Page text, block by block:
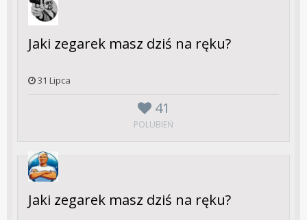
41
POLUBIEŃ
Jaki zegarek masz dziś na ręku?
31 Lipca
Jaki zegarek masz dziś na ręku?